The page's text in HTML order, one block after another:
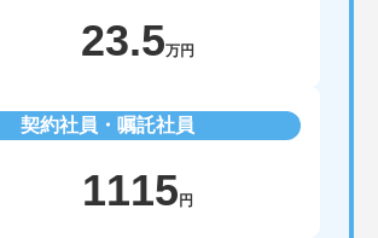
23.5万円
契約社員・嘱託社員
1115 円